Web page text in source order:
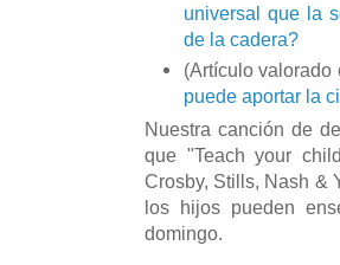
universal que la
de la cadera?
(Artículo valorado
puede aportar la
Nuestra canción de
que "Teach your
Crosby, Stills, Nash &
los hijos pueden
domingo.